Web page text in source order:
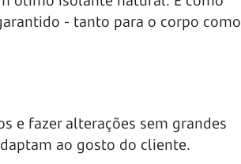
- tanto para o corpo como
e fazer alterações sem grandes
ao gosto do cliente.